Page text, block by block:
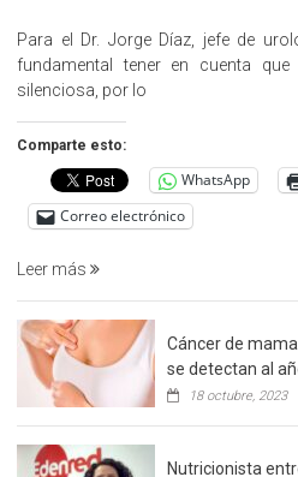
Para el Dr. Jorge Díaz, jefe de
fundamental tener en cuenta
silenciosa, por lo
Comparte esto:
WhatsApp
Correo electrónico
Leer más
Cáncer de
se detectan al
18 octubre, 2023
Nutricionista